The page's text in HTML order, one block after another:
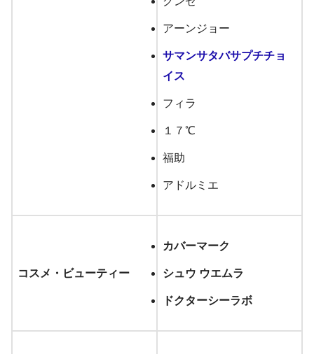
アーンジョー
サマンサタバサプチチョ
イス
フィラ
１７℃
福助
アドルミエ
コスメ・ビューティー
カバーマーク
シュウ ウエムラ
ドクターシーラボ